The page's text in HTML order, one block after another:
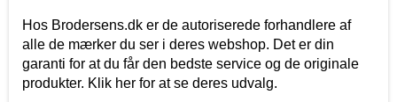
Hos Brodersens.dk er de autoriserede forhandlere af
alle de mærker du ser i deres webshop. Det er din
garanti for at du får den bedste service og de originale
produkter. Klik her for at se deres udvalg.